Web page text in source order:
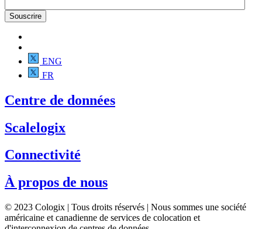
ENG
FR
Centre de données
Scalelogix
Connectivité
À propos de nous
© 2023 Cologix | Tous droits réservés | Nous sommes une société
américaine et canadienne de services de colocation et